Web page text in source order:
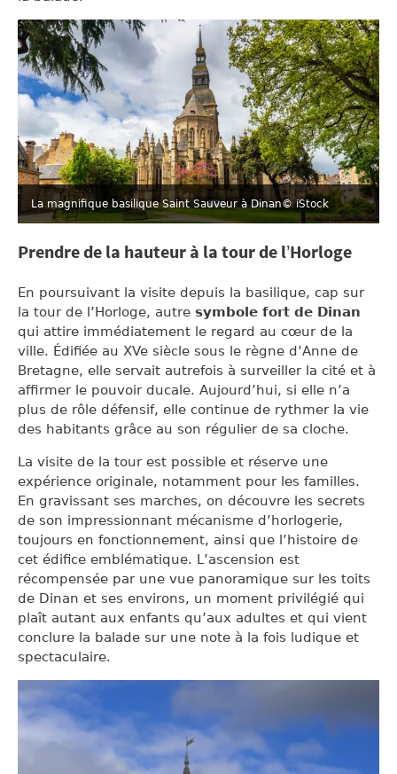
La magnifique basilique Saint Sauveur à Dinan© iStock
Prendre de la hauteur à la tour de l’Horloge
En poursuivant la visite depuis la basilique, cap sur
la tour de l’Horloge, autre symbole fort de Dinan
qui attire immédiatement le regard au cœur de la
ville. Édifiée au XVe siècle sous le règne d’Anne de
Bretagne, elle servait autrefois à surveiller la cité et à
affirmer le pouvoir ducale. Aujourd’hui, si elle n’a
plus de rôle défensif, elle continue de rythmer la vie
des habitants grâce au son régulier de sa cloche.
La visite de la tour est possible et réserve une
expérience originale, notamment pour les familles.
En gravissant ses marches, on découvre les secrets
de son impressionnant mécanisme d’horlogerie,
toujours en fonctionnement, ainsi que l’histoire de
cet édifice emblématique. L’ascension est
récompensée par une vue panoramique sur les toits
de Dinan et ses environs, un moment privilégié qui
plaît autant aux enfants qu’aux adultes et qui vient
conclure la balade sur une note à la fois ludique et
spectaculaire.